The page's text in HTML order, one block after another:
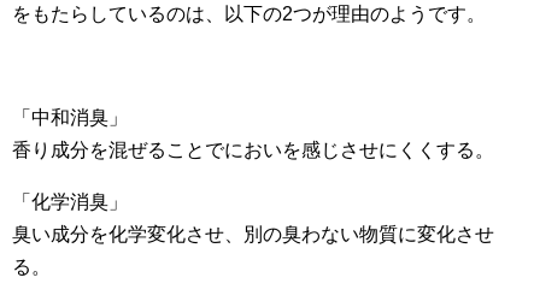
をもたらしているのは、以下の2つが理由のようです。
「中和消臭」
香り成分を混ぜることでにおいを感じさせにくくする。
「化学消臭」
臭い成分を化学変化させ、別の臭わない物質に変化させ
る。